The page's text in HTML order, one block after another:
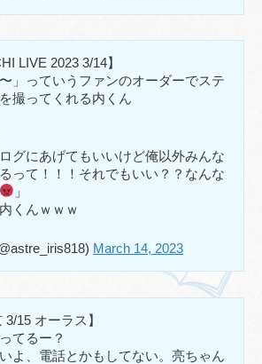
LIVE 2023 3/14】
〜」っていうファンのオーダーでステ
撮ってくれる内くん
グにあげてもいいけど俺以外みんな
って！！！それでもいい？？なんな
」
くんｗｗｗ
March 14, 2023
3/15 オーラス】
てるー？
よ、電話とかもしてない。亮ちゃん